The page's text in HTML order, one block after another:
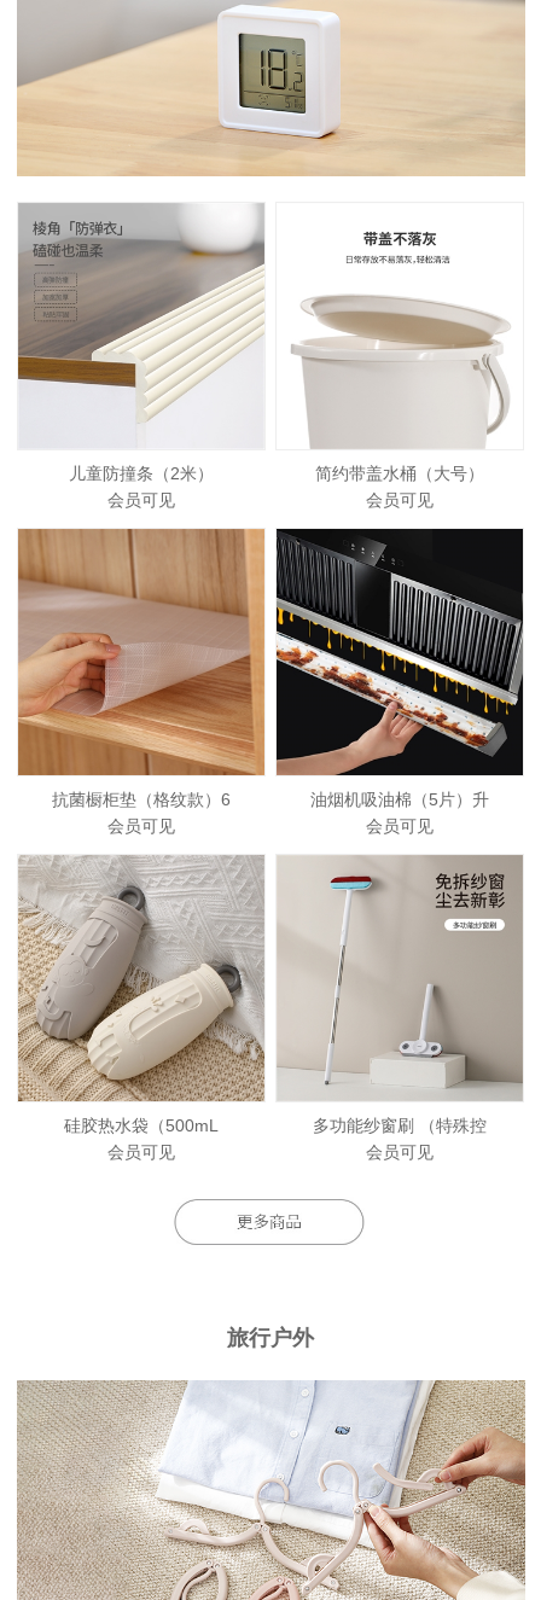
儿童防撞条（2米）
会员可见
简约带盖水桶（大号）
会员可见
抗菌橱柜垫（格纹款）6
会员可见
油烟机吸油棉（5片）升
会员可见
硅胶热水袋（500mL
会员可见
多功能纱窗刷 （特殊控
会员可见
旅行户外